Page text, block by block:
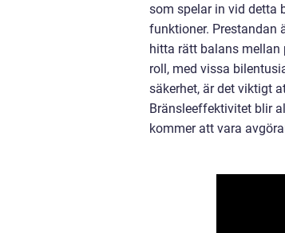
som spelar in vid detta
funktioner. Prestandan
hitta rätt balans mellan
roll, med vissa
säkerhet, är det viktigt
Bränsleeffektivitet blir
kommer att vara